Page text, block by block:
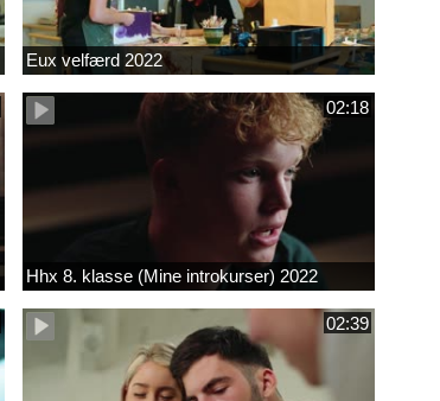
Eux velfærd 2022
02:18
Hhx 8. klasse (Mine introkurser) 2022
02:39